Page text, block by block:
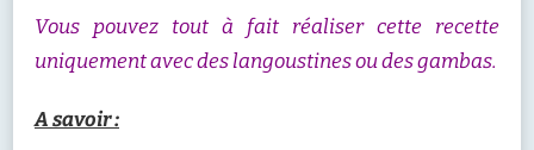
Vous pouvez tout à fait réaliser cette recette
uniquement avec des langoustines ou des gambas.
A savoir :